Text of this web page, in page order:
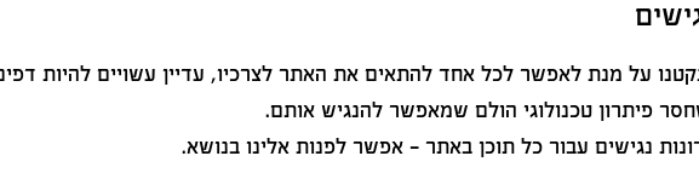
על מנת לאפשר לכל אחד להתאים את האתר לצרכיו, עדיין עשויים להיות
פיתרון טכנולוגי הולם שמאפשר להנגיש אותם.
נגישים עבור כל תוכן באתר – אפשר לפנות אלינו בנושא.